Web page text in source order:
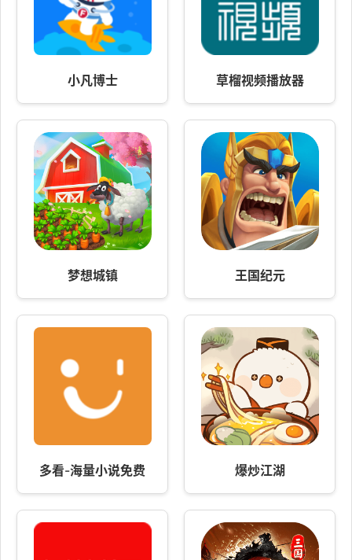
小凡博士 草榴视频播放器
梦想城镇 王国纪元
多看-海量小说免费 爆炒江湖